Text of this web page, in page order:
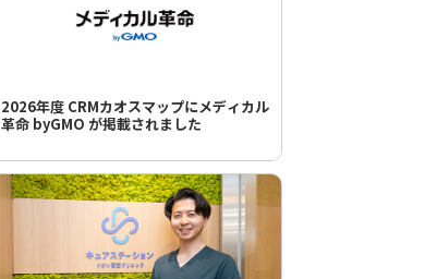
2026年度 CRMカオスマップにメディカル
革命 byGMO が掲載されました